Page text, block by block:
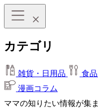
カテゴリ
雑貨・日用品 食
漫画コラム
ママの知りたい情報が集